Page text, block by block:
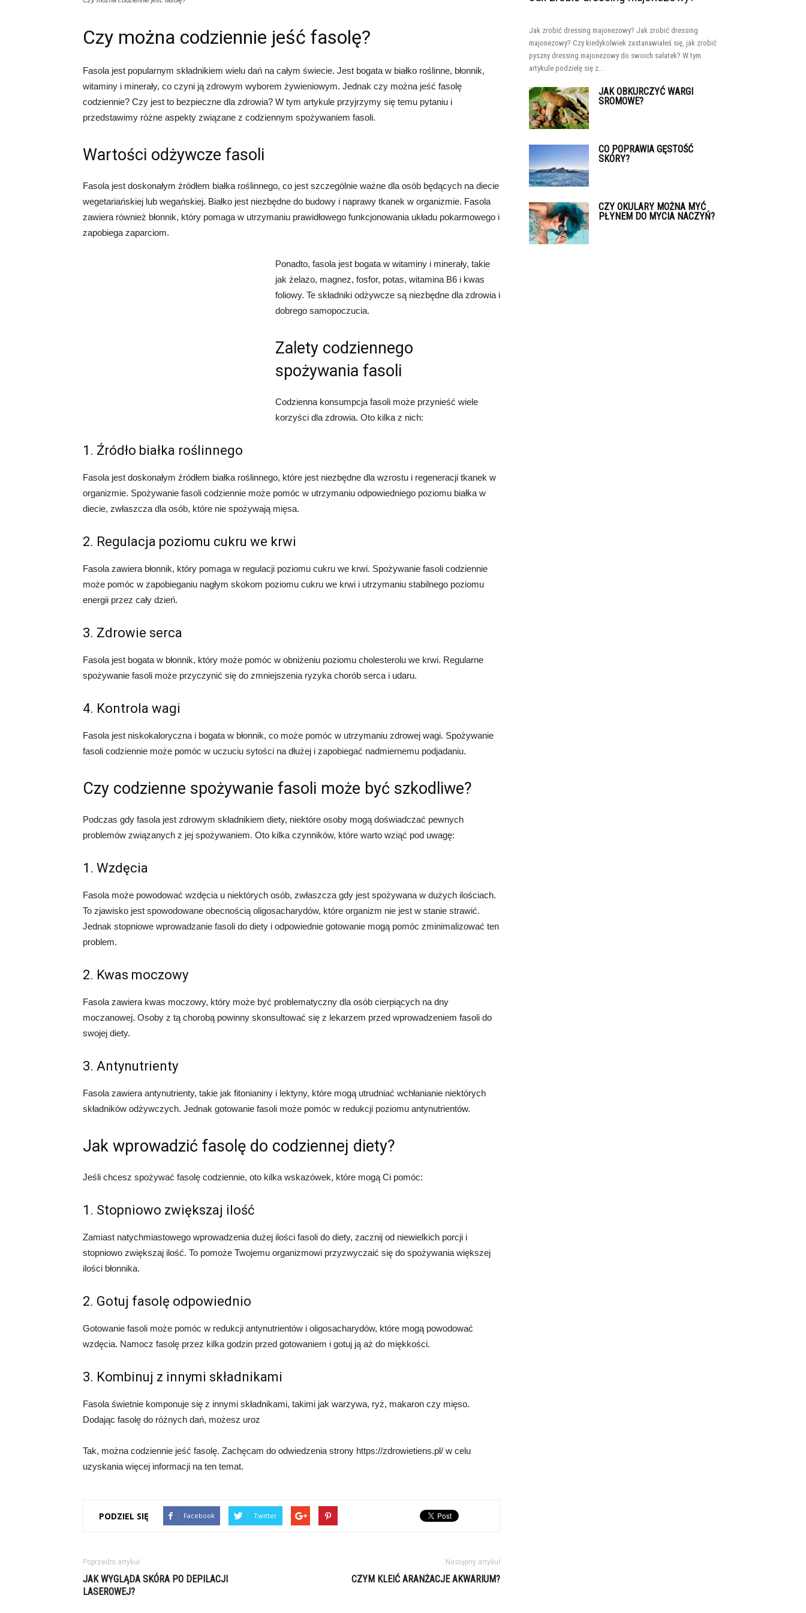
Czy można codziennie jeść fasolę?
Fasola jest popularnym składnikiem wielu dań na całym świecie. Jest bogata w białko roślinne, błonnik,
witaminy i minerały, co czyni ją zdrowym wyborem żywieniowym. Jednak czy można jeść fasolę
codziennie? Czy jest to bezpieczne dla zdrowia? W tym artykule przyjrzymy się temu pytaniu i
przedstawimy różne aspekty związane z codziennym spożywaniem fasoli.
Wartości odżywcze fasoli
Fasola jest doskonałym źródłem białka roślinnego, co jest szczególnie ważne dla osób będących na diecie
wegetariańskiej lub wegańskiej. Białko jest niezbędne do budowy i naprawy tkanek w organizmie. Fasola
zawiera również błonnik, który pomaga w utrzymaniu prawidłowego funkcjonowania układu pokarmowego i
zapobiega zaparciom.
Ponadto, fasola jest bogata w witaminy i minerały, takie
jak żelazo, magnez, fosfor, potas, witamina B6 i kwas
foliowy. Te składniki odżywcze są niezbędne dla zdrowia i
dobrego samopoczucia.
Zalety codziennego
spożywania fasoli
Codzienna konsumpcja fasoli może przynieść wiele
korzyści dla zdrowia. Oto kilka z nich:
1. Źródło białka roślinnego
Fasola jest doskonałym źródłem białka roślinnego, które jest niezbędne dla wzrostu i regeneracji tkanek w
organizmie. Spożywanie fasoli codziennie może pomóc w utrzymaniu odpowiedniego poziomu białka w
diecie, zwłaszcza dla osób, które nie spożywają mięsa.
2. Regulacja poziomu cukru we krwi
Fasola zawiera błonnik, który pomaga w regulacji poziomu cukru we krwi. Spożywanie fasoli codziennie
może pomóc w zapobieganiu nagłym skokom poziomu cukru we krwi i utrzymaniu stabilnego poziomu
energii przez cały dzień.
3. Zdrowie serca
Fasola jest bogata w błonnik, który może pomóc w obniżeniu poziomu cholesterolu we krwi. Regularne
spożywanie fasoli może przyczynić się do zmniejszenia ryzyka chorób serca i udaru.
4. Kontrola wagi
Fasola jest niskokaloryczna i bogata w błonnik, co może pomóc w utrzymaniu zdrowej wagi. Spożywanie
fasoli codziennie może pomóc w uczuciu sytości na dłużej i zapobiegać nadmiernemu podjadaniu.
Czy codzienne spożywanie fasoli może być szkodliwe?
Podczas gdy fasola jest zdrowym składnikiem diety, niektóre osoby mogą doświadczać pewnych
problemów związanych z jej spożywaniem. Oto kilka czynników, które warto wziąć pod uwagę:
1. Wzdęcia
Fasola może powodować wzdęcia u niektórych osób, zwłaszcza gdy jest spożywana w dużych ilościach.
To zjawisko jest spowodowane obecnością oligosacharydów, które organizm nie jest w stanie strawić.
Jednak stopniowe wprowadzanie fasoli do diety i odpowiednie gotowanie mogą pomóc zminimalizować ten
problem.
2. Kwas moczowy
Fasola zawiera kwas moczowy, który może być problematyczny dla osób cierpiących na dny
moczanowej. Osoby z tą chorobą powinny skonsultować się z lekarzem przed wprowadzeniem fasoli do
swojej diety.
3. Antynutrienty
Fasola zawiera antynutrienty, takie jak fitonianiny i lektyny, które mogą utrudniać wchłanianie niektórych
składników odżywczych. Jednak gotowanie fasoli może pomóc w redukcji poziomu antynutrientów.
Jak wprowadzić fasolę do codziennej diety?
Jeśli chcesz spożywać fasolę codziennie, oto kilka wskazówek, które mogą Ci pomóc:
1. Stopniowo zwiększaj ilość
Zamiast natychmiastowego wprowadzenia dużej ilości fasoli do diety, zacznij od niewielkich porcji i
stopniowo zwiększaj ilość. To pomoże Twojemu organizmowi przyzwyczaić się do spożywania większej
ilości błonnika.
2. Gotuj fasolę odpowiednio
Gotowanie fasoli może pomóc w redukcji antynutrientów i oligosacharydów, które mogą powodować
wzdęcia. Namocz fasolę przez kilka godzin przed gotowaniem i gotuj ją aż do miękkości.
3. Kombinuj z innymi składnikami
Fasola świetnie komponuje się z innymi składnikami, takimi jak warzywa, ryż, makaron czy mięso.
Dodając fasolę do różnych dań, możesz uroz
Tak, można codziennie jeść fasolę. Zachęcam do odwiedzenia strony https://zdrowietiens.pl/ w celu
uzyskania więcej informacji na ten temat.
PODZIEL SIĘ Facebook Twitter
Poprzedni artykuł
JAK WYGLĄDA SKÓRA PO DEPILACJI
LASEROWEJ?
Następny artykuł
CZYM KLEIĆ ARANŻACJE AKWARIUM?
Jak zrobić dressing majonezowy? Jak zrobić dressing
majonezowy? Czy kiedykolwiek zastanawiałeś się, jak zrobić
pyszny dressing majonezowy do swoich sałatek? W tym
artykule podzielę się z...
JAK OBKURCZYĆ WARGI
SROMOWE?
CO POPRAWIA GĘSTOŚĆ
SKÓRY?
CZY OKULARY MOŻNA MYĆ
PŁYNEM DO MYCIA NACZYŃ?